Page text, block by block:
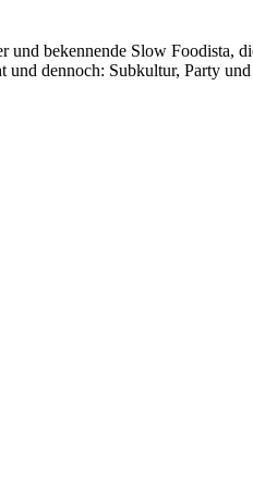
bekennende Slow Foodista,
dennoch: Subkultur, Party